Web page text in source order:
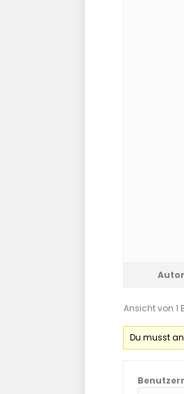
Autor
Ansicht von 1
Du musst